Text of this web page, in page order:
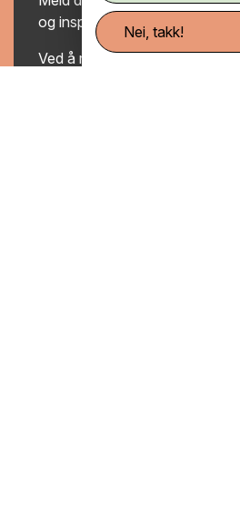
og inspirerende artikler om
Ved å melde deg på godtar du
Nei, takk!